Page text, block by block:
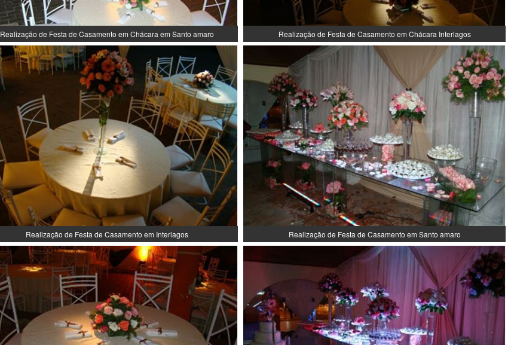
Realização de Festa de Casamento em Chácara em Santo amaro Realização de Festa de Casamento em Chácara Interlagos
Realização de Festa de Casamento em Interlagos Realização de Festa de Casamento em Santo amaro